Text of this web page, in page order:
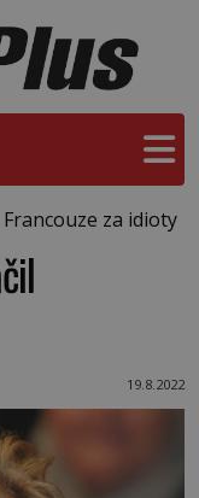
za idioty
19.8.2022